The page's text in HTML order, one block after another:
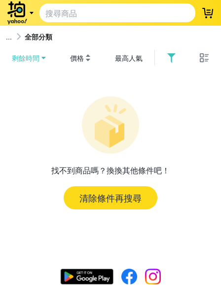
登
全部分類
剩餘時間 價格 最高人氣
找不到商品嗎？換換其他條件吧！
清除條件再搜尋